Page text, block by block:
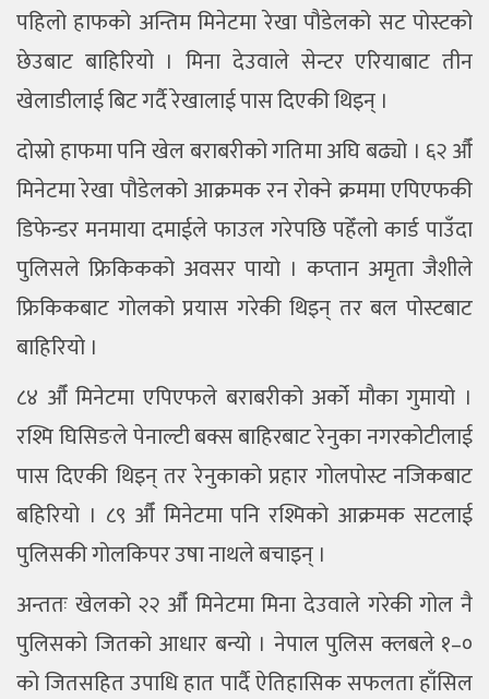
पहिलो हाफको अन्तिम मिनेटमा रेखा पौडेलको सट पोस्टको
छेउबाट बाहिरियो । मिना देउवाले सेन्टर एरियाबाट तीन
खेलाडीलाई बिट गर्दै रेखालाई पास दिएकी थिइन् ।
दोस्रो हाफमा पनि खेल बराबरीको गतिमा अघि बढ्यो । ६२ औँ
मिनेटमा रेखा पौडेलको आक्रमक रन रोक्ने क्रममा एपिएफकी
डिफेन्डर मनमाया दमाईले फाउल गरेपछि पहेँलो कार्ड पाउँदा
पुलिसले फ्रिकिकको अवसर पायो । कप्तान अमृता जैशीले
फ्रिकिकबाट गोलको प्रयास गरेकी थिइन् तर बल पोस्टबाट
बाहिरियो ।
८४ औँ मिनेटमा एपिएफले बराबरीको अर्को मौका गुमायो ।
रश्मि घिसिङले पेनाल्टी बक्स बाहिरबाट रेनुका नगरकोटीलाई
पास दिएकी थिइन् तर रेनुकाको प्रहार गोलपोस्ट नजिकबाट
बहिरियो । ८९ औँ मिनेटमा पनि रश्मिको आक्रमक सटलाई
पुलिसकी गोलकिपर उषा नाथले बचाइन् ।
अन्ततः खेलको २२ औँ मिनेटमा मिना देउवाले गरेकी गोल नै
पुलिसको जितको आधार बन्यो । नेपाल पुलिस क्लबले १–०
को जितसहित उपाधि हात पार्दै ऐतिहासिक सफलता हाँसिल